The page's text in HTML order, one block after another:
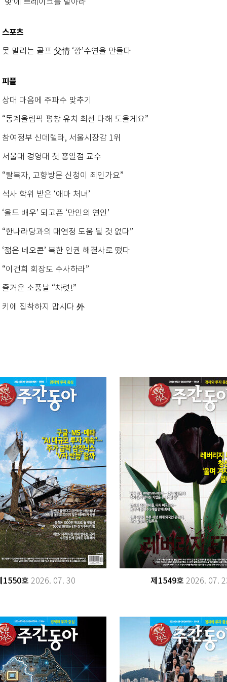
스포츠
못 말리는 골프 父情 ‘깡’수연을 만들다
피플
상대 마음에 주파수 맞추기
“동계올림픽 평창 유치 최선 다해 도울게요”
참여정부 신데렐라, 서울시장감 1위
서울대 경영대 첫 홍일점 교수
“탈북자, 고향방문 신청이 죄인가요”
석사 학위 받은 ‘애마 처녀’
‘올드 배우’ 되고픈 ‘만인의 연인’
“한나라당과의 대연정 도움 될 것 없다”
‘젊은 네오콘’ 북한 인권 해결사로 떴다
“이건희 회장도 수사하라”
즐거운 소풍날 “차렷!”
키에 집착하지 맙시다 外
1550호 2026. 07. 30 제1549호 2026. 07.